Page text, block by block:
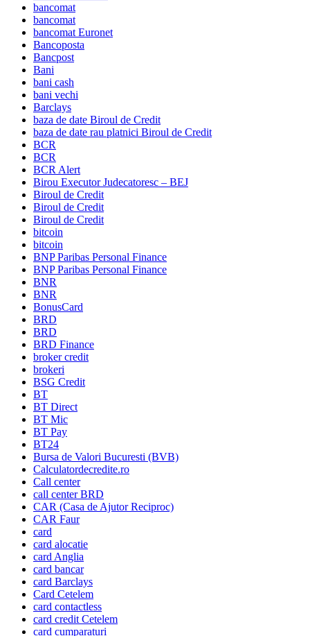
bancomat
bancomat
bancomat Euronet
Bancoposta
Bancpost
Bani
bani cash
bani vechi
Barclays
baza de date Biroul de Credit
baza de date rau platnici Biroul de Credit
BCR
BCR
BCR Alert
Birou Executor Judecatoresc – BEJ
Biroul de Credit
Biroul de Credit
Biroul de Credit
bitcoin
bitcoin
BNP Paribas Personal Finance
BNP Paribas Personal Finance
BNR
BNR
BonusCard
BRD
BRD
BRD Finance
broker credit
brokeri
BSG Credit
BT
BT Direct
BT Mic
BT Pay
BT24
Bursa de Valori Bucuresti (BVB)
Calculatordecredite.ro
Call center
call center BRD
CAR (Casa de Ajutor Reciproc)
CAR Faur
card
card alocatie
card Anglia
card bancar
card Barclays
Card Cetelem
card contactless
card credit Cetelem
card cumparaturi